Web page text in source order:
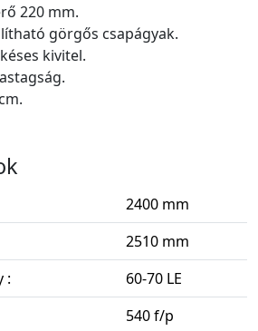
220 mm.
görgős csapágyak.
kivitel.
2400 mm
2510 mm
:
60-70 LE
540 f/p